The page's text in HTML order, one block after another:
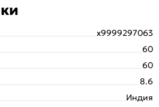
х9999297063
60
60
8.6
Индия